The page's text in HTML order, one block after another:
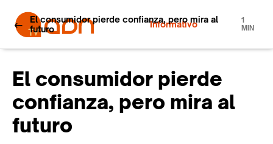
Informativo
El consumidor pierde confianza, pero mira al
futuro
1
MIN
El consumidor pierde
confianza, pero mira al
futuro